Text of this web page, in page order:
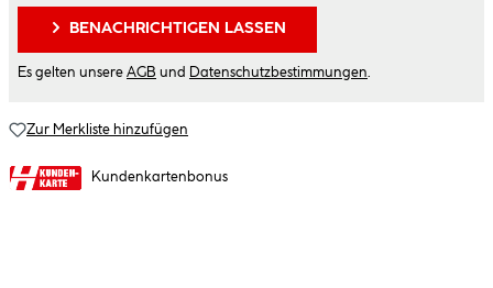
BENACHRICHTIGEN LASSEN
Es gelten unsere AGB und Datenschutzbestimmungen
Zur Merkliste hinzufügen
Kundenkartenbonus